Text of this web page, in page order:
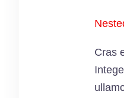
Cras